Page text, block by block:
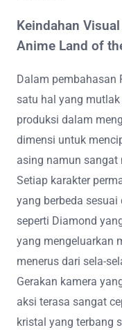
Keindahan
Anime Land of
Dalam pembahasan
satu hal yang
produksi dalam
dimensi untuk
asing namun sangat
Setiap karakter
yang berbeda
seperti Diamond
yang mengeluarkan
menerus dari sela-
Gerakan kamera
aksi terasa sangat
kristal yang terbang